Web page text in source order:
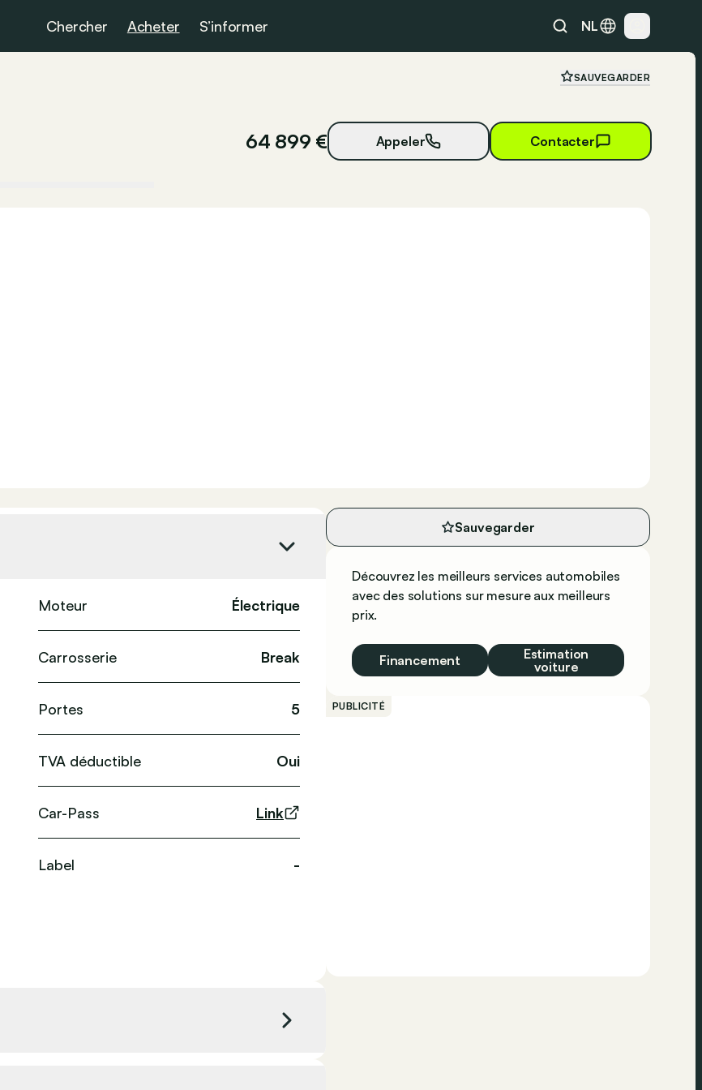
Chercher Acheter S’informer NL
SAUVEGARDER
64 899 € Appeler
Contacter
Moteur Électrique
Carrosserie Break
Portes 5
TVA déductible Oui
Car-Pass Link
Label -
Sauvegarder
Découvrez les meilleurs services automobiles
avec des solutions sur mesure aux meilleurs
prix.
Financement
Estimation
voiture
PUBLICITÉ